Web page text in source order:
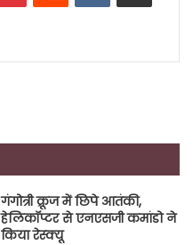
गंगोत्री क्रूज में छिपे आतंकी,
हेलिकॉप्टर से एनएसजी कमांडो ने
किया रेस्क्यू